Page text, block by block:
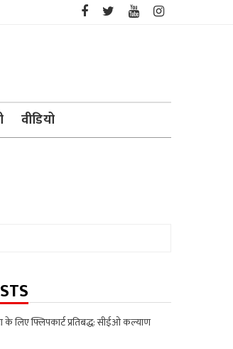
वीडियो
के लिए फ्लिपकार्ट प्रतिबद्ध: सीईओ कल्याण